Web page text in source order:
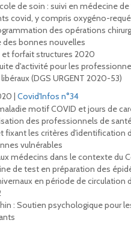
de soin : suivi en médecine de
covid, y compris oxygéno-
des opérations
des bonnes nouvelles
et forfait structures 2020
d'activité pour les
(DGS URGENT 2020-53)
| Covid'Infos n°34
motif COVID et jours de
des professionnels de
fixant les critères d'identification
vulnérables
médecins dans le contexte du
de test en préparation des
en période de circulation
: Soutien psychologique pour